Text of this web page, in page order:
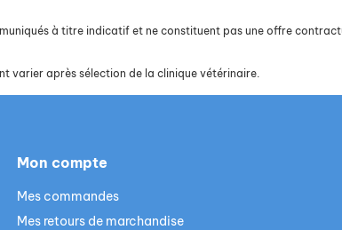
à titre indicatif et ne constituent pas une offre
varier après sélection de la clinique vétérinaire.
Mon compte
Mes commandes
Mes retours de marchandise